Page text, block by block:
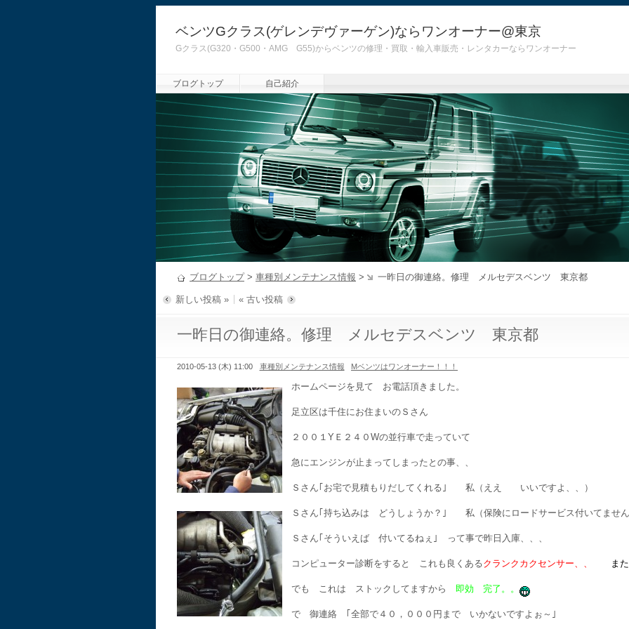
ベンツGクラス(ゲレンデヴァーゲン)ならワンオーナー@東京
Gクラス(G320・G500・AMG G55)からベンツの修理・買取・輸入車販売・レンタカーならワンオーナー
ブログトップ 自己紹介
ブログトップ> 車種別メンテナンス情報 > 一昨日の御連絡。修理 メルセデスベンツ 東京都
新しい投稿 » « 古い投稿
一昨日の御連絡。修理 メルセデスベンツ 東京都
2010-05-13 (木) 11:00 車種別メンテナンス情報 Mベンツはワンオーナー！！！
ホームページを見て お電話頂きました。
足立区は千住にお住まいのＳさん
２００１YＥ２４０Wの並行車で走っていて
急にエンジンが止まってしまったとの事、、
Ｓさん｢お宅で見積もりだしてくれる｣ 私（ええ いいですよ、、）
Ｓさん｢持ち込みは どうしょうか？｣ 私（保険にロードサービス付いてません
Ｓさん｢そういえば 付いてるねぇ｣ って事で昨日入庫、、、
コンピューター診断をすると これも良くあるクランクカクセンサー、、 ま
でも これは ストックしてますから 即効 完了。。
で 御連絡 ｢全部で４０，０００円まで いかないですよぉ～｣